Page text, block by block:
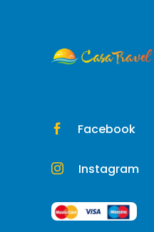
 Facebook
 Instagram